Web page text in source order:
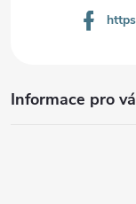
Informace pro